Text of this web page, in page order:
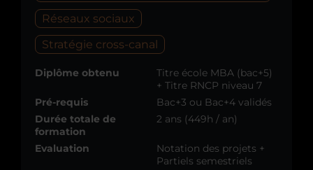
Réseaux sociaux
Stratégie cross-canal
Diplôme obtenu
Titre école MBA (bac+5)
+ Titre RNCP niveau 7
Pré-requis
Bac+3 ou Bac+4 validés
Durée totale de
formation
2 ans (449h / an)
Evaluation
Notation des projets +
Partiels semestriels